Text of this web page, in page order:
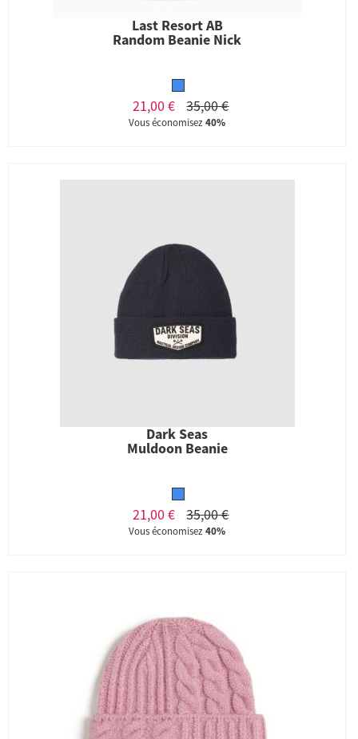
Last Resort AB
Random Beanie Nick
21,00 € 35,00 €
Vous économisez40%
Dark Seas
Muldoon Beanie
21,00 € 35,00 €
Vous économisez40%